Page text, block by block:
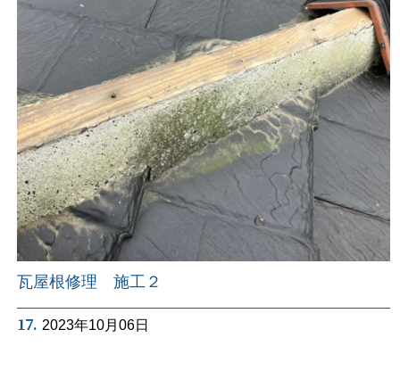
瓦屋根修理 施工２
17. 2023年10月06日